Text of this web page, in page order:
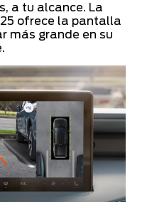
a tu alcance. La
ofrece la pantalla
más grande en su